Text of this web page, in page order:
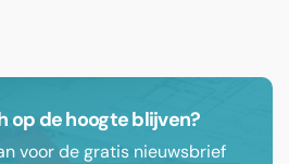
op de hoogte blijven?
voor de gratis nieuwsbrief